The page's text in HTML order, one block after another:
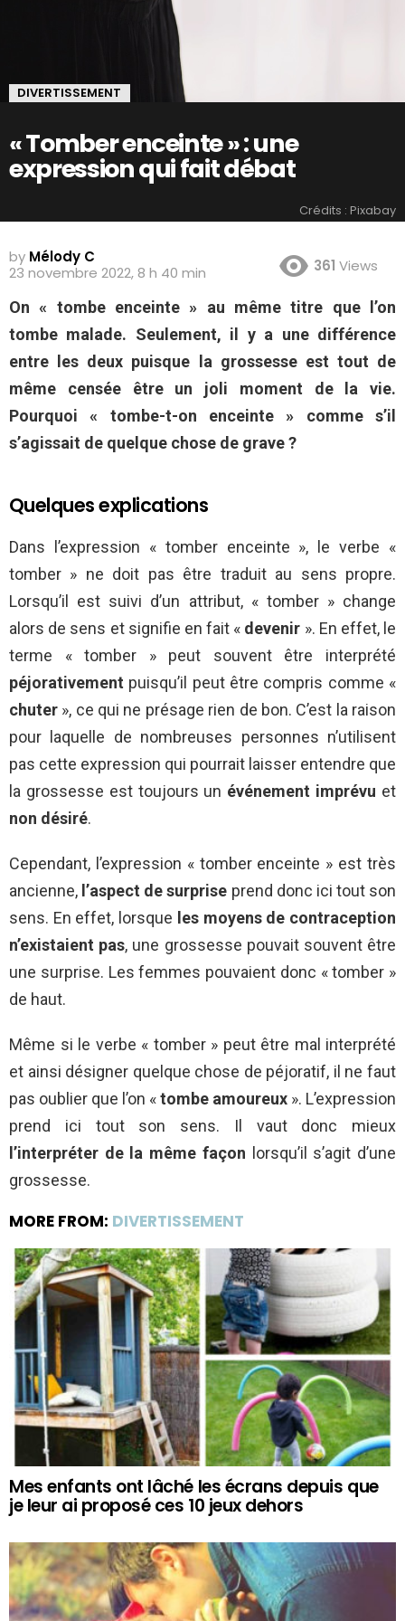
DIVERTISSEMENT
« Tomber enceinte » : une
expression qui fait débat
Crédits : Pixabay
by Mélody C
23 novembre 2022, 8 h 40 min
361 Views
On « tombe enceinte » au même titre que l’on
tombe malade. Seulement, il y a une différence
entre les deux puisque la grossesse est tout de
même censée être un joli moment de la vie.
Pourquoi « tombe-t-on enceinte » comme s’il
s’agissait de quelque chose de grave ?
Quelques explications
Dans l’expression « tomber enceinte », le verbe «
tomber » ne doit pas être traduit au sens propre.
Lorsqu’il est suivi d’un attribut, « tomber » change
alors de sens et signifie en fait « devenir ». En effet, le
terme « tomber » peut souvent être interprété
péjorativement puisqu’il peut être compris comme «
chuter », ce qui ne présage rien de bon. C’est la raison
pour laquelle de nombreuses personnes n’utilisent
pas cette expression qui pourrait laisser entendre que
la grossesse est toujours un événement imprévu et
non désiré.
Cependant, l’expression « tomber enceinte » est très
ancienne, l’aspect de surprise prend donc ici tout son
sens. En effet, lorsque les moyens de contraception
n’existaient pas, une grossesse pouvait souvent être
une surprise. Les femmes pouvaient donc « tomber »
de haut.
Même si le verbe « tomber » peut être mal interprété
et ainsi désigner quelque chose de péjoratif, il ne faut
pas oublier que l’on «tombe amoureux ». L’expression
prend ici tout son sens. Il vaut donc mieux
l’interpréter de la même façon lorsqu’il s’agit d’une
grossesse.
MORE FROM: DIVERTISSEMENT
Mes enfants ont lâché les écrans depuis que
je leur ai proposé ces 10 jeux dehors